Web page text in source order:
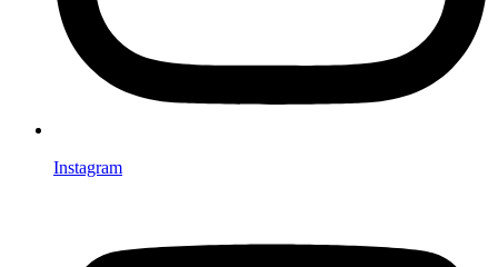
Instagram